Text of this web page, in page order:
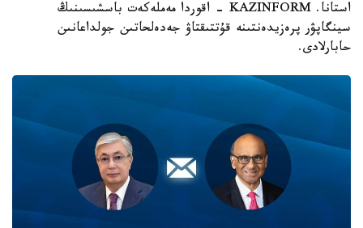
استانا. KAZINFORM - اقوردا مەملەكەت باسشىسىنىڭ
سينگاپۋر پرەزيدەنتىنە قۇتتىقتاۋ جەدەلحاتىن جولداعانىن
حابارلادى.